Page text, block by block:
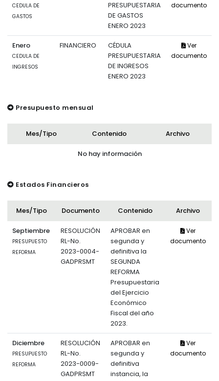
CEDULA DE
GASTOS
PRESUPUESTARIA
DE GASTOS
ENERO 2023
documento
Enero
CEDULA DE
INGRESOS
FINANCIERO
CÉDULA
PRESUPUESTARIA
DE INGRESOS
ENERO 2023
Ver
documento
Presupuesto mensual
Mes/Tipo Contenido Archivo
No hay información
Estados Financieros
Mes/Tipo Documento Contenido Archivo
Septiembre
PRESUPUESTO
REFORMA
RESOLUCIÓN
RL-No.
2023-0004-
GADPRSMT
APROBAR en
segunda y
definitiva la
SEGUNDA
REFORMA
Presupuestaria
del Ejercicio
Económico
Fiscal del año
2023.
Ver
documento
Diciembre
PRESUPUESTO
REFORMA
RESOLUCIÓN
RL-No.
2023-0009-
GADPRSMT
APROBAR en
segunda y
definitiva
instancia, la
Ver
documento